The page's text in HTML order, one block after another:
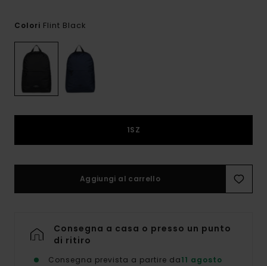
Colori Flint Black
1SZ
Aggiungi al carrello
Consegna a casa o presso un punto
di ritiro
Consegna prevista a partire da11 agosto